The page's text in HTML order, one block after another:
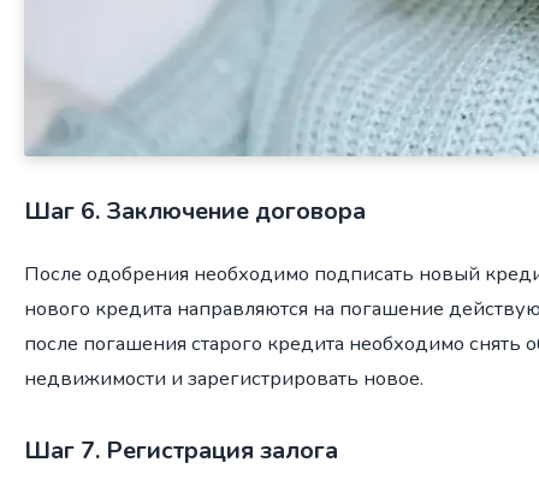
Шаг 6. Заключение договора
После одобрения необходимо подписать новый
нового кредита направляются на погашение
после погашения старого кредита необходимо снять
недвижимости и зарегистрировать новое.
Шаг 7. Регистрация залога